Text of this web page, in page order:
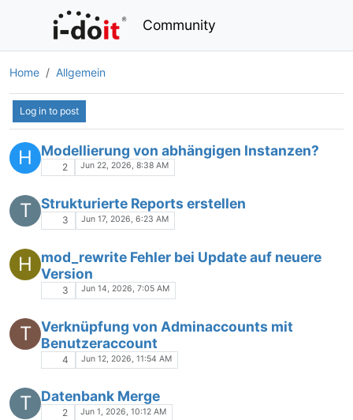
Community
Home Allgemein
Log in to post
H Modellierung von abhängigen Instanzen?
2 Jun 22, 2026, 8:38 AM
T Strukturierte Reports erstellen
3 Jun 17, 2026, 6:23 AM
H
mod_rewrite Fehler bei Update auf neuere
Version
3 Jun 14, 2026, 7:05 AM
T Verknüpfung von Adminaccounts mit
Benutzeraccount
4 Jun 12, 2026, 11:54 AM
T Datenbank Merge
2 Jun 1, 2026, 10:12 AM